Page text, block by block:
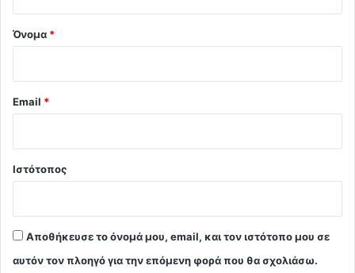
Όνομα *
Email *
Ιστότοπος
Αποθήκευσε το όνομά μου, email, και τον ιστότοπο μου σε
αυτόν τον πλοηγό για την επόμενη φορά που θα σχολιάσω.